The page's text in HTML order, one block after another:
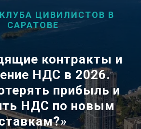
ЦИВИЛИСТОВ В
САРАТОВЕ
контракты и
НДС в 2026.
прибыль и
НДС по новым
»